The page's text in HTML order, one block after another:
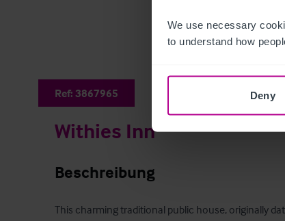
We use necessary
to understand how
Deny
Ref: 3867965
Withies Inn
Beschreibung
This charming traditional public house, originally